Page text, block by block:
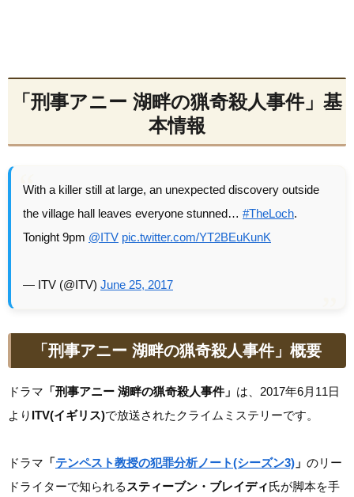
「刑事アニー 湖畔の猟奇殺人事件」基
本情報
With a killer still at large, an unexpected discovery outside
the village hall leaves everyone stunned… #TheLoch.
Tonight 9pm @ITV pic.twitter.com/YT2BEuKunK
— ITV (@ITV) June 25, 2017
「刑事アニー 湖畔の猟奇殺人事件」概要
ドラマ 「刑事アニー 湖畔の猟奇殺人事件」 は、2017年6月11日
より ITV(イギリス)で放送されたクライムミステリーです。
ドラマ 「テンペスト教授の犯罪分析ノート(シーズン3) 」 のリー
ドライターで知られる スティーブン・ブレイディ氏が脚本を手